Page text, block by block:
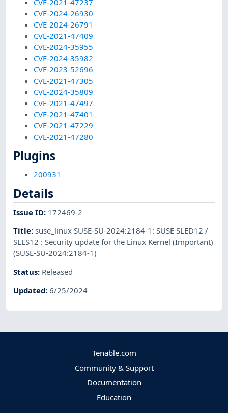
CVE-2021-47237
CVE-2024-26930
CVE-2024-26791
CVE-2021-47409
CVE-2024-35955
CVE-2024-35982
CVE-2023-52696
CVE-2021-47305
CVE-2024-35809
CVE-2021-47497
CVE-2021-47401
CVE-2021-47229
CVE-2021-47280
Plugins
200931
Details
Issue ID: 172469-2
Title:suse_linux SUSE-SU-2024:2184-1: SUSE SLED12 /
SLES12 : Security update for the Linux Kernel (Important)
(SUSE-SU-2024:2184-1)
Status: Released
Updated:6/25/2024
Tenable.com
Community & Support
Documentation
Education